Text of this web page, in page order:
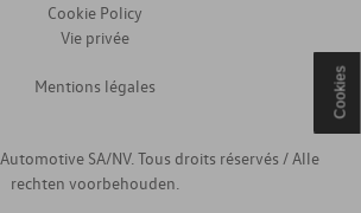
Mentions légales
Cookie Policy
Vie privée
SA/NV. Tous droits réservés / Alle
rechten voorbehouden.
Cookies